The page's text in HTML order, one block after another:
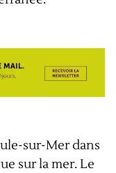
sur-Mer dans
sur la mer. Le